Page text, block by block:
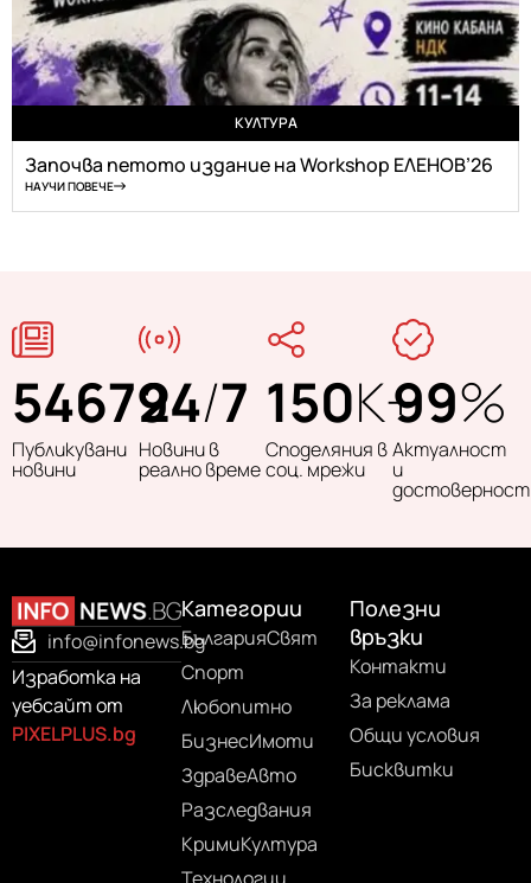
КУЛТУРА
Започва петото издание на Workshop ЕЛЕНОВ’26
НАУЧИ ПОВЕЧЕ
54679
Публикувани
новини
24/7
Новини в
реално време
150K+
Споделяния в
соц. мрежи
99%
Актуалност
и
достоверност
info@infonews.bg
Изработка на
уебсайт от
PIXELPLUS.bg
Категории
БългарияСвят
Спорт
Любопитно
БизнесИмоти
ЗдравеАвто
Разследвания
КримиКултура
Полезни
връзки
Контакти
За реклама
Общи условия
Бисквитки